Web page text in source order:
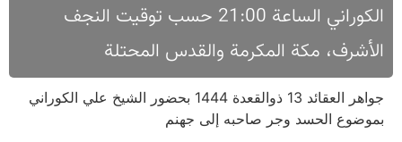
الکوراني الساعة 21:00 حسب توقیت النجف
الأشرف، مکة المکرمة والقدس المحتلة
جواهر العقائد 13 ذوالقعدة 1444 بحضور الشيخ علي الكوراني
بموضوع الحسد وجر صاحبه إلى جهنم